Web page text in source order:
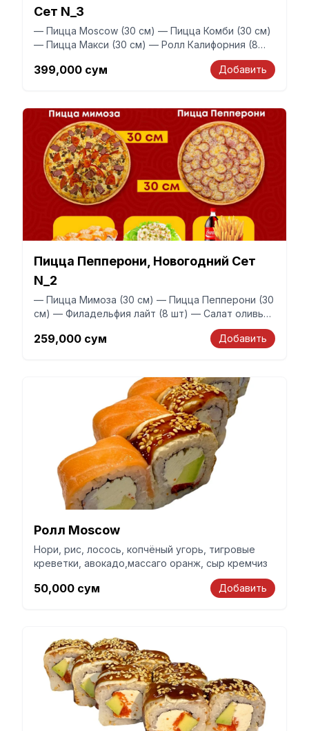
Сет N_3
— Пицца Moscow (30 см) — Пицца Комби (30 см)
— Пицца Макси (30 см) — Ролл Калифорния (8
шт по 200 гр) В подарок 🎁 получите фри + 1,5
399,000 сум Добавить
Пицца Пепперони, Новогодний Сет
N_2
— Пицца Мимоза (30 см) — Пицца Пепперони (30
см) — Филадельфия лайт (8 шт) — Салат оливье
литровую Coca-Cola набор рассчитан на 4
259,000 сум Добавить
Ролл Moscow
Нори, рис, лосось, копчёный угорь, тигровые
креветки, авокадо,массаго оранж, сыр кремчиз
50,000 сум Добавить